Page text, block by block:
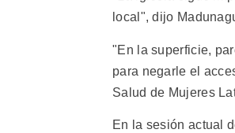
local", dijo
"En la superficie,
para negarle el
Salud de Mujeres
En la sesión actual